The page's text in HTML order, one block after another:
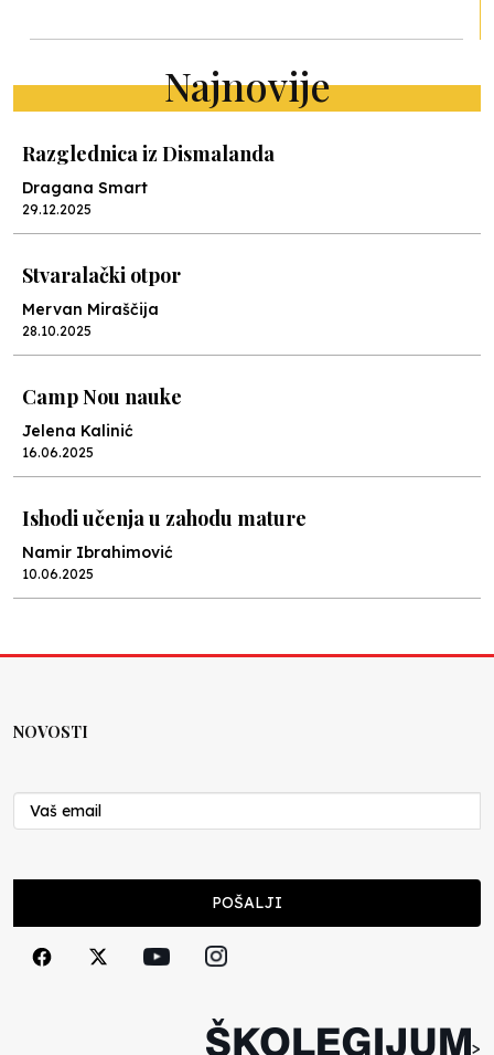
Najnovije
Razglednica iz Dismalanda
Dragana Smart
29.12.2025
Stvaralački otpor
Mervan Miraščija
28.10.2025
Camp Nou nauke
Jelena Kalinić
16.06.2025
Ishodi učenja u zahodu mature
Namir Ibrahimović
10.06.2025
Nenad Veličković
29.10.2024
Cuke i djeca
NOVOSTI
POŠALJI
>